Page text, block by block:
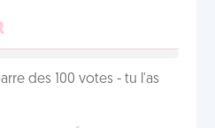
des 100 votes - tu l'as